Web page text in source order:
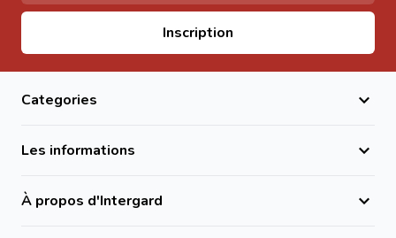
Inscription
Categories
Les informations
À propos d'Intergard